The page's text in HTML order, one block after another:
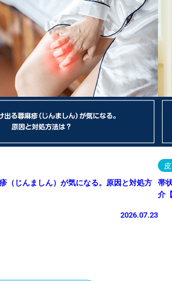
（じんましん）が気になる。原因と対処方
2026.07.23
帯
介